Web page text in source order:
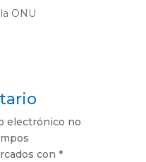
ONU
electrónico no
con *